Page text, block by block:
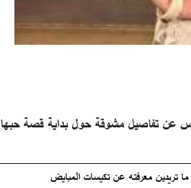
عن تفاصيل مشوقة حول بداية قصة حبها
تريدين معرفته عن تكيسات المبايض